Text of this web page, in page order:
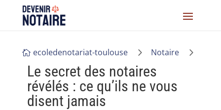
 ecoledenotariat-toulouse 5 Notaire 5
Le secret des notaires
révélés : ce qu’ils ne vous
disent jamais